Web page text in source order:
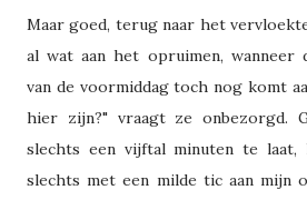
Maar goed, terug naar het
al wat aan het opruimen, wanneer
van de voormiddag toch nog komt
hier zijn?" vraagt ze onbezorgd.
slechts een vijftal minuten te laat,
slechts met een milde tic aan mijn